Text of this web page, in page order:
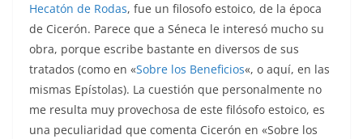
Hecatón de Rodas, fue un filosofo estoico, de la época
de Cicerón. Parece que a Séneca le interesó mucho su
obra, porque escribe bastante en diversos de sus
tratados (como en «Sobre los Beneficios«, o aquí, en las
mismas Epístolas). La cuestión que personalmente no
me resulta muy provechosa de este filósofo estoico, es
una peculiaridad que comenta Cicerón en «Sobre los